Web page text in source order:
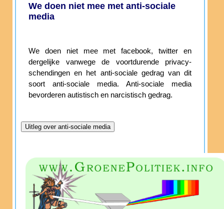
We doen niet mee met anti-sociale
media
We doen niet mee met facebook, twitter en
dergelijke vanwege de voortdurende privacy-
schendingen en het anti-sociale gedrag van dit
soort anti-sociale media. Anti-sociale media
bevorderen autistisch en narcistisch gedrag.